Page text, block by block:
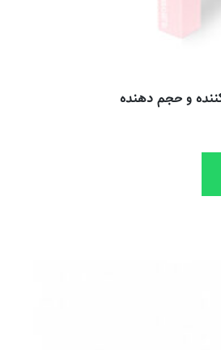
و حجم دهنده